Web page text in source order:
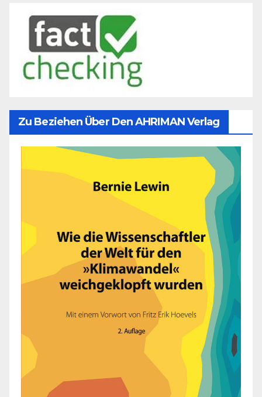
Zu Beziehen Über Den AHRIMAN Verlag